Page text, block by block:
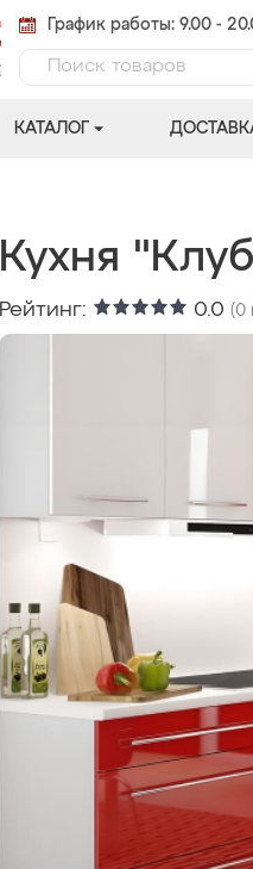
График работы: 9.00 -
КАТАЛОГ
Кухня
Рейтинг: 0.0 (0